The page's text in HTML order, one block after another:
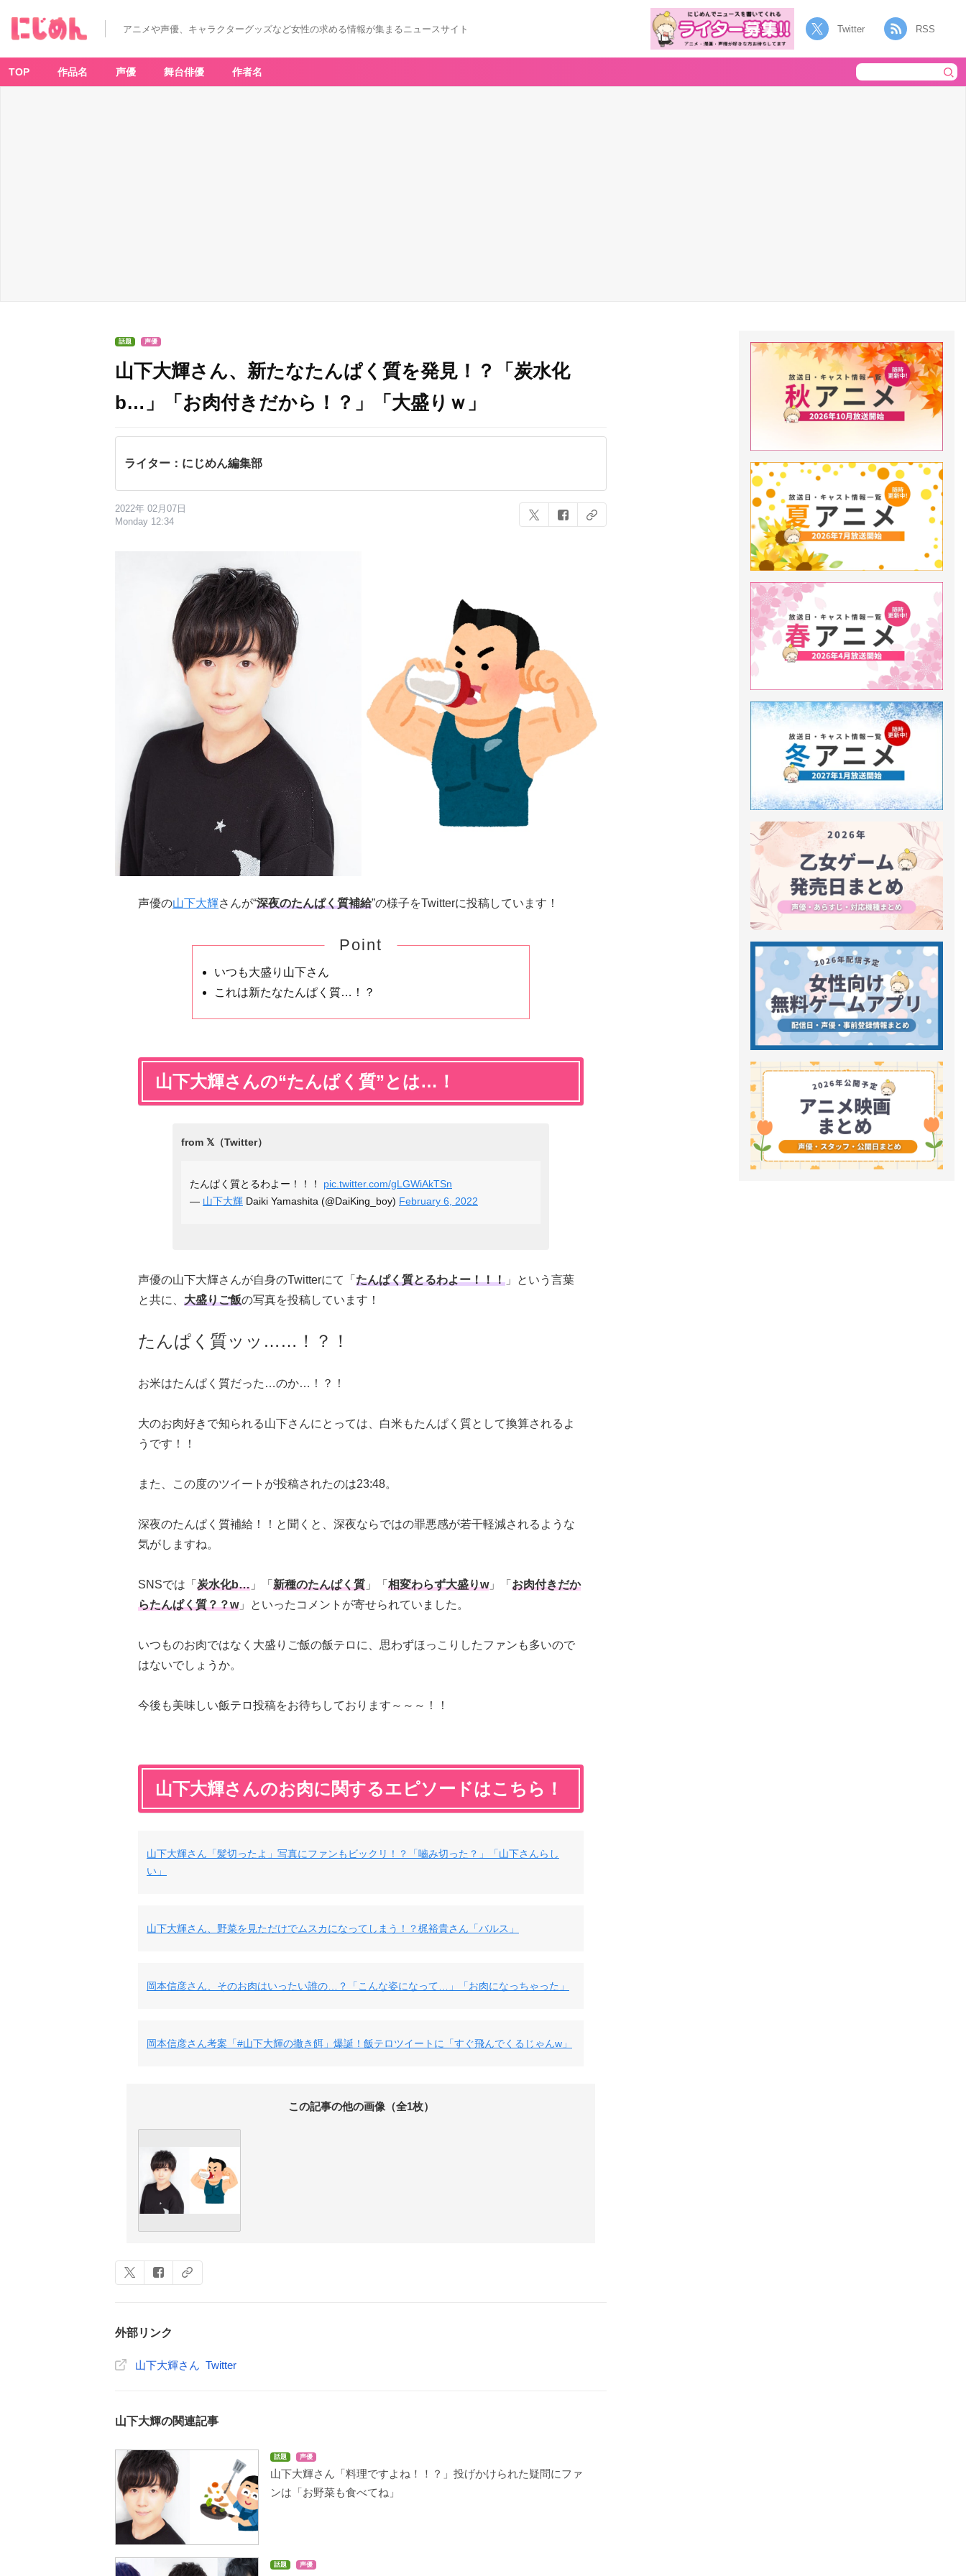
アニメや声優、キャラクターグッズなど女性の求める情報が集まるニュースサイト Twitter RSS
TOP 作品名 声優 舞台俳優 作者名
話題 声優
山下大輝さん、新たなたんぱく質を発見！？「炭水化
b…」「お肉付きだから！？」「大盛りｗ」
ライター：にじめん編集部
2022年 02月07日
Monday 12:34
声優の山下大輝さんが“深夜のたんぱく質補給”の様子をTwitterに投稿しています！
Point
いつも大盛り山下さん
これは新たなたんぱく質…！？
山下大輝さんの“たんぱく質”とは…！
たんぱく質とるわよー！！！ pic.twitter.com/gLGWiAkTSn
— 山下大輝 Daiki Yamashita (@DaiKing_boy) February 6, 2022
声優の山下大輝さんが自身のTwitterにて「 たんぱく質とるわよー！！！ 」という言葉
と共に、 大盛りご飯の写真を投稿しています！
たんぱく質ッッ……！？！
お米はたんぱく質だった…のか…！？！
大のお肉好きで知られる山下さんにとっては、白米もたんぱく質として換算されるよ
うです！！
また、この度のツイートが投稿されたのは23:48。
深夜のたんぱく質補給！！と聞くと、深夜ならではの罪悪感が若干軽減されるような
気がしますね。
SNSでは「 炭水化b… 」「 新種のたんぱく質 」「 相変わらず大盛りw」「 お肉付きだか
らたんぱく質？？w」といったコメントが寄せられていました。
いつものお肉ではなく大盛りご飯の飯テロに、思わずほっこりしたファンも多いので
はないでしょうか。
今後も美味しい飯テロ投稿をお待ちしております～～～！！
山下大輝さんのお肉に関するエピソードはこちら！
山下大輝さん「髪切ったよ」写真にファンもビックリ！？「嚙み切った？」「山下さんらし
い」
山下大輝さん、野菜を見ただけでムスカになってしまう！？梶裕貴さん「バルス」
岡本信彦さん、そのお肉はいったい誰の…？「こんな姿になって…」「お肉になっちゃった」
岡本信彦さん考案「#山下大輝の撒き餌」爆誕！飯テロツイートに「すぐ飛んでくるじゃんw」
この記事の他の画像（全1枚）
外部リンク
山下大輝さん Twitter
山下大輝の関連記事
話題 声優
山下大輝さん「料理ですよね！！？」投げかけられた疑問にファ
ンは「お野菜も食べてね」
話題 声優